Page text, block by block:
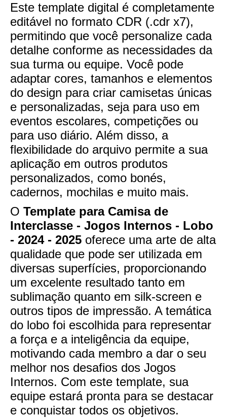
Este template digital é completamente
editável no formato CDR (.cdr x7),
permitindo que você personalize cada
detalhe conforme as necessidades da
sua turma ou equipe. Você pode
adaptar cores, tamanhos e elementos
do design para criar camisetas únicas
e personalizadas, seja para uso em
eventos escolares, competições ou
para uso diário. Além disso, a
flexibilidade do arquivo permite a sua
aplicação em outros produtos
personalizados, como bonés,
cadernos, mochilas e muito mais.
O Template para Camisa de
Interclasse - Jogos Internos - Lobo
- 2024 - 2025 oferece uma arte de alta
qualidade que pode ser utilizada em
diversas superfícies, proporcionando
um excelente resultado tanto em
sublimação quanto em silk-screen e
outros tipos de impressão. A temática
do lobo foi escolhida para representar
a força e a inteligência da equipe,
motivando cada membro a dar o seu
melhor nos desafios dos Jogos
Internos. Com este template, sua
equipe estará pronta para se destacar
e conquistar todos os objetivos.